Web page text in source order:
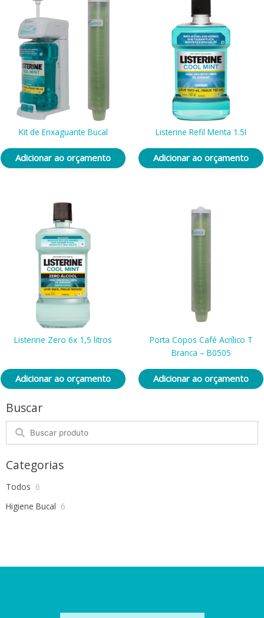
Buscar
Search
Categorias
Todos 6
Higiene Bucal 6
Kit de Enxaguante Bucal
Adicionar ao orçamento
Listerine Refil Menta 1.5l
Adicionar ao orçamento
Listerine Zero 6x 1,5 litros
Adicionar ao orçamento
Porta Copos Café Acrílico T
Branca – B0505
Adicionar ao orçamento